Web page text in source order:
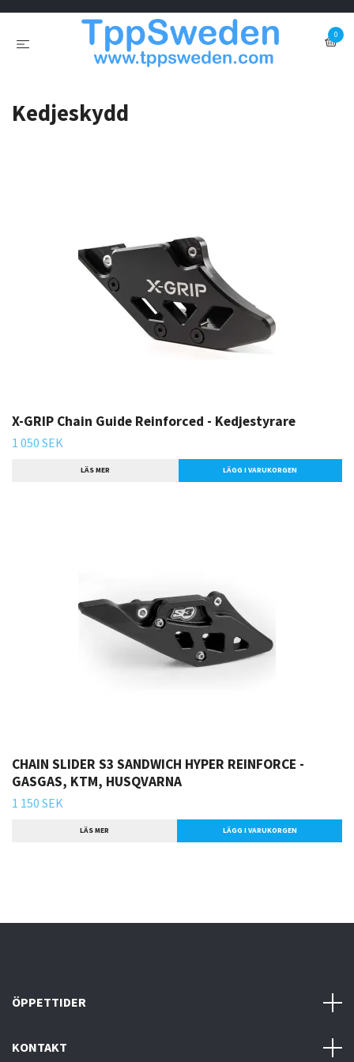
0
Kedjeskydd
X-GRIP Chain Guide Reinforced - Kedjestyrare
1 050 SEK
LÄS MER
CHAIN SLIDER S3 SANDWICH HYPER REINFORCE -
GASGAS, KTM, HUSQVARNA
1 150 SEK
LÄS MER LÄGG I VARUKORGEN
ÖPPETTIDER
KONTAKT